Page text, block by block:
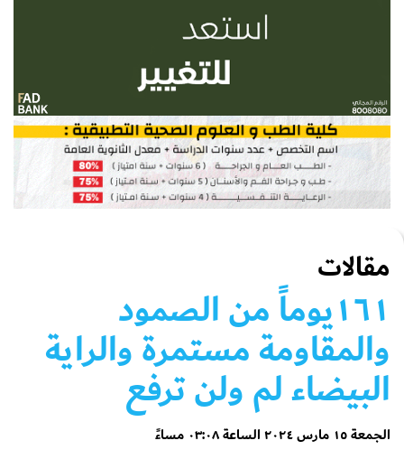
مقالات
١٦١يوماً من الصمود
والمقاومة مستمرة والراية
البيضاء لم ولن ترفع
الجمعة ١٥ مارس ٢٠٢٤ الساعة ٠٣:٠٨ مساءً